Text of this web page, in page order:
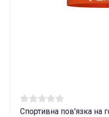
Спортивна пов'язка на